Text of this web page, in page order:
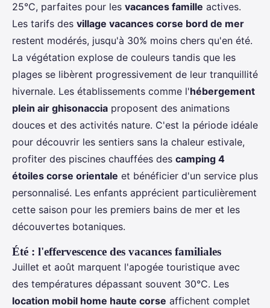
25°C, parfaites pour les vacances famille actives.
Les tarifs des village vacances corse bord de mer
restent modérés, jusqu'à 30% moins chers qu'en été.
La végétation explose de couleurs tandis que les
plages se libèrent progressivement de leur tranquillité
hivernale. Les établissements comme l'hébergement
plein air ghisonaccia proposent des animations
douces et des activités nature. C'est la période idéale
pour découvrir les sentiers sans la chaleur estivale,
profiter des piscines chauffées des camping 4
étoiles corse orientale et bénéficier d'un service plus
personnalisé. Les enfants apprécient particulièrement
cette saison pour les premiers bains de mer et les
découvertes botaniques.
Été : l'effervescence des vacances familiales
Juillet et août marquent l'apogée touristique avec
des températures dépassant souvent 30°C. Les
location mobil home haute corse affichent complet